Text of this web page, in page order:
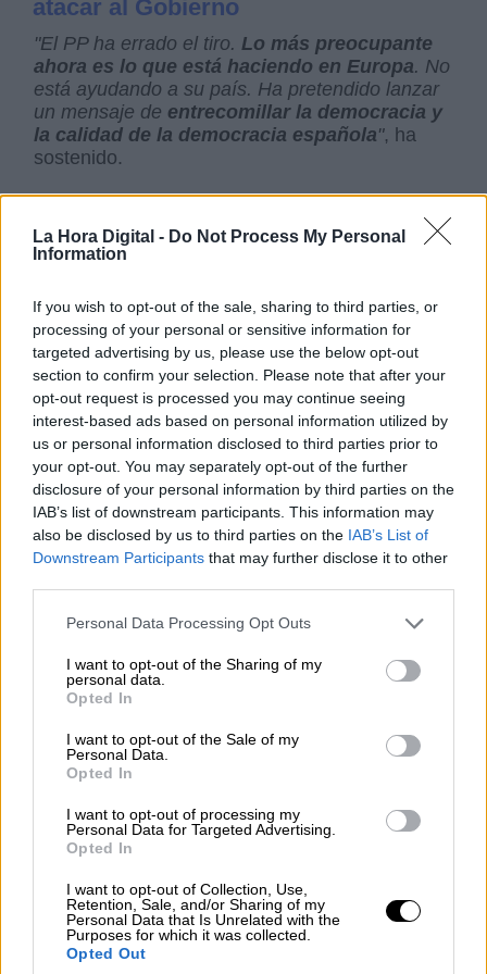
La Hora Digital - Do Not Process My Personal
Information
If you wish to opt-out of the sale, sharing to third parties, or
processing of your personal or sensitive information for
targeted advertising by us, please use the below opt-out
section to confirm your selection. Please note that after your
opt-out request is processed you may continue seeing
interest-based ads based on personal information utilized by
us or personal information disclosed to third parties prior to
your opt-out. You may separately opt-out of the further
disclosure of your personal information by third parties on the
IAB’s list of downstream participants. This information may
also be disclosed by us to third parties on the IAB’s List of
Downstream Participants that may further disclose it to other
Personal Data Processing Opt Outs
I want to opt-out of the Sharing of my
personal data.
Opted In
I want to opt-out of the Sale of my
Personal Data.
Opted In
I want to opt-out of processing my
Personal Data for Targeted Advertising.
Opted In
I want to opt-out of Collection, Use,
Retention, Sale, and/or Sharing of my
Personal Data that Is Unrelated with the
Purposes for which it was collected.
Opted Out
atacar al Gobierno
"El PP ha errado el tiro. Lo más preocupante
ahora es lo que está haciendo en Europa. No
está ayudando a su país. Ha pretendido lanzar
un mensaje de entrecomillar la democracia y
la calidad de la democracia española", ha
sostenido.
Un nuevo rebrote de Covid-19
ha obligado a tres comarcas
aragonesas a retroceder a
Fase 2
Por Sandra Repollo
lunes, 22 de junio de 2020
presidir el Eurogrupo:"Si la apoyan, sería un
anunciadoEdmundo Bal, de Ciudadanos, que
hará tras dar a conocer que
con el fin de que den su espaldarazo a la
candidatura de la socialista
"importante"
la Eurocámara.
Por último, Calvo considera que el PP no puede
apoyarse en
exigir que se le impongan"controles
particulares"de los fondos europeos, algo que
"nos ha parecido inconcebible, impropio de
un partido de derechas"